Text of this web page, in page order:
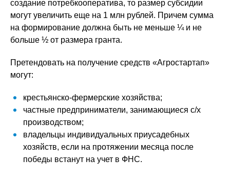
создание потребкооператива, то размер субсидии
могут увеличить еще на 1 млн рублей. Причем сумма
на формирование должна быть не меньше ¼ и не
больше ½ от размера гранта.
Претендовать на получение средств «Агростартап»
могут:
крестьянско-фермерские хозяйства;
частные предприниматели, занимающиеся с/х
производством;
владельцы индивидуальных приусадебных
хозяйств, если на протяжении месяца после
победы встанут на учет в ФНС.